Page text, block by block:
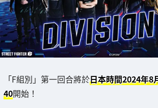
「F組別」第一回合將於日本時間2024年8
40開始！